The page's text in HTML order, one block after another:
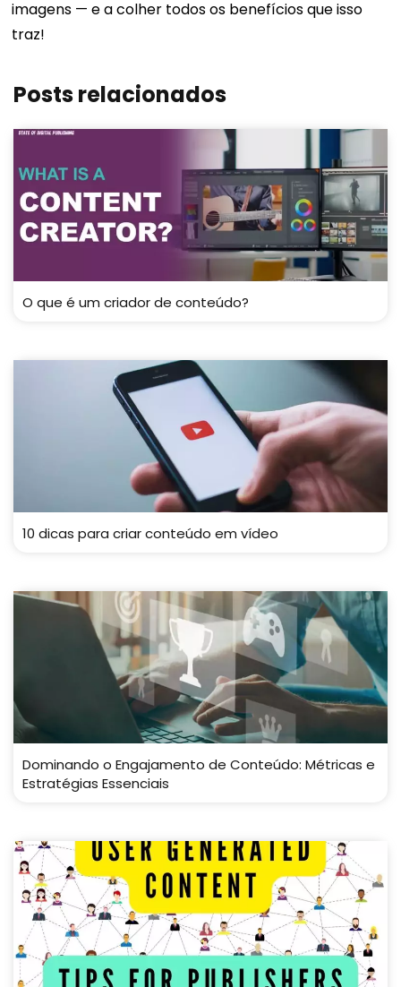
imagens — e a colher todos os benefícios que isso
traz!
Posts relacionados
O que é um criador de conteúdo?
10 dicas para criar conteúdo em vídeo
Dominando o Engajamento de Conteúdo: Métricas e
Estratégias Essenciais